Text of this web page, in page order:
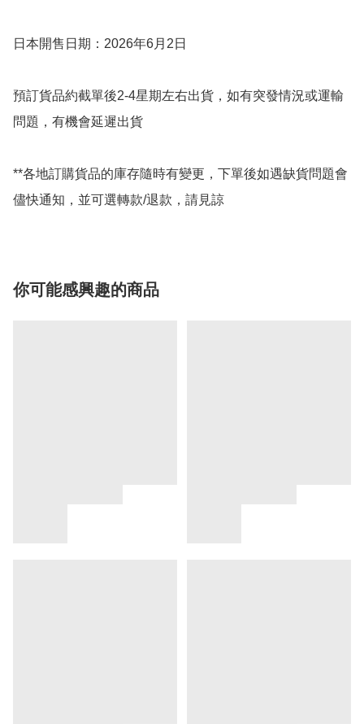
日本開售日期：2026年6月2日
預訂貨品約截單後2-4星期左右出貨，如有突發情況或運輸
問題，有機會延遲出貨
**各地訂購貨品的庫存隨時有變更，下單後如遇缺貨問題會
儘快通知，並可選轉款/退款，請見諒
你可能感興趣的商品